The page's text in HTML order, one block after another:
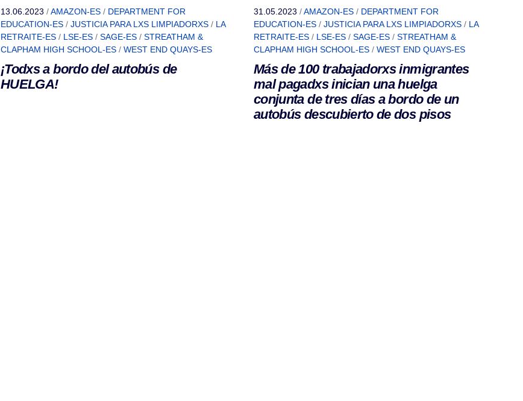
13.06.2023 /AMAZON-ES / DEPARTMENT FOR
EDUCATION-ES / JUSTICIA PARA LXS LIMPIADORXS / LA
RETRAITE-ES / LSE-ES / SAGE-ES / STREATHAM &
CLAPHAM HIGH SCHOOL-ES / WEST END QUAYS-ES
¡Todxs a bordo del autobús de
HUELGA!
31.05.2023 /AMAZON-ES / DEPARTMENT FOR
EDUCATION-ES / JUSTICIA PARA LXS LIMPIADORXS / LA
RETRAITE-ES / LSE-ES / SAGE-ES / STREATHAM &
CLAPHAM HIGH SCHOOL-ES / WEST END QUAYS-ES
Más de 100 trabajadorxs inmigrantes
mal pagadxs inician una huelga
conjunta de tres días a bordo de un
autobús descubierto de dos pisos